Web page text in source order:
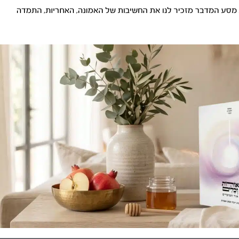
מסע המדבר מזכיר לנו את החשיבות של האמונה, האחריות, התמדה